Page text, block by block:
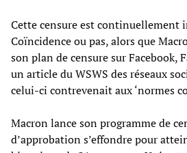
Cette censure est continuellement
Coïncidence ou pas, alors que
son plan de censure sur Facebook,
un article du WSWS des réseaux
celui-ci contrevenait aux ‘normes
Macron lance son programme de
d’approbation s’effondre pour